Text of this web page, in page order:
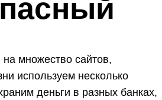
множество сайтов,
используем несколько
деньги в разных банках,